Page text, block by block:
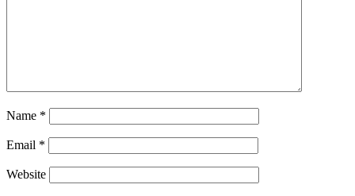
Name *
Email *
Website